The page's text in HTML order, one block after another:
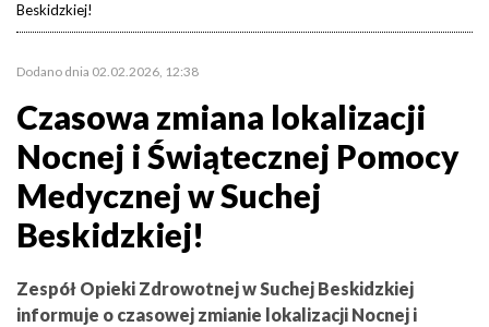
Beskidzkiej!
Dodano dnia 02.02.2026, 12:38
Czasowa zmiana lokalizacji
Nocnej i Świątecznej Pomocy
Medycznej w Suchej
Beskidzkiej!
Zespół Opieki Zdrowotnej w Suchej Beskidzkiej
informuje o czasowej zmianie lokalizacji Nocnej i